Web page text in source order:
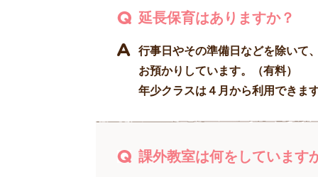
延長保育はありますか？
行事日やその準備日などを除いて
お預かりしています。（有料）
年少クラスは４月から利用できま
課外教室は何をしています